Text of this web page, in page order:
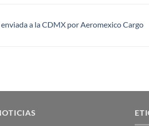
a la CDMX por Aeromexico Cargo